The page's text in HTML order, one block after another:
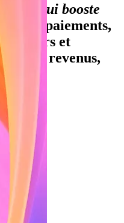
qui booste
des paiements,
et
de revenus,
de
Google